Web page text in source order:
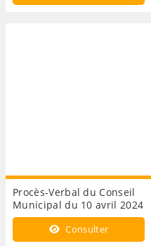
Procès-Verbal du Conseil
Municipal du 10 avril 2024
Consulter